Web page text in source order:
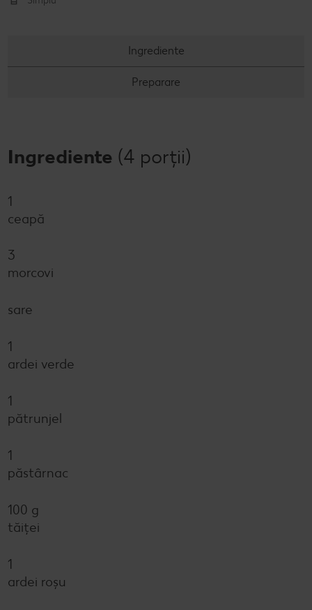
Revista Kaufland - Acum și pe WhatsApp!
Ingrediente
Preparare
Ingrediente (4 porții)
1
ceapă
3
morcovi
sare
1
ardei verde
1
pătrunjel
1
păstârnac
100 g
tăiţei
1
ardei roşu